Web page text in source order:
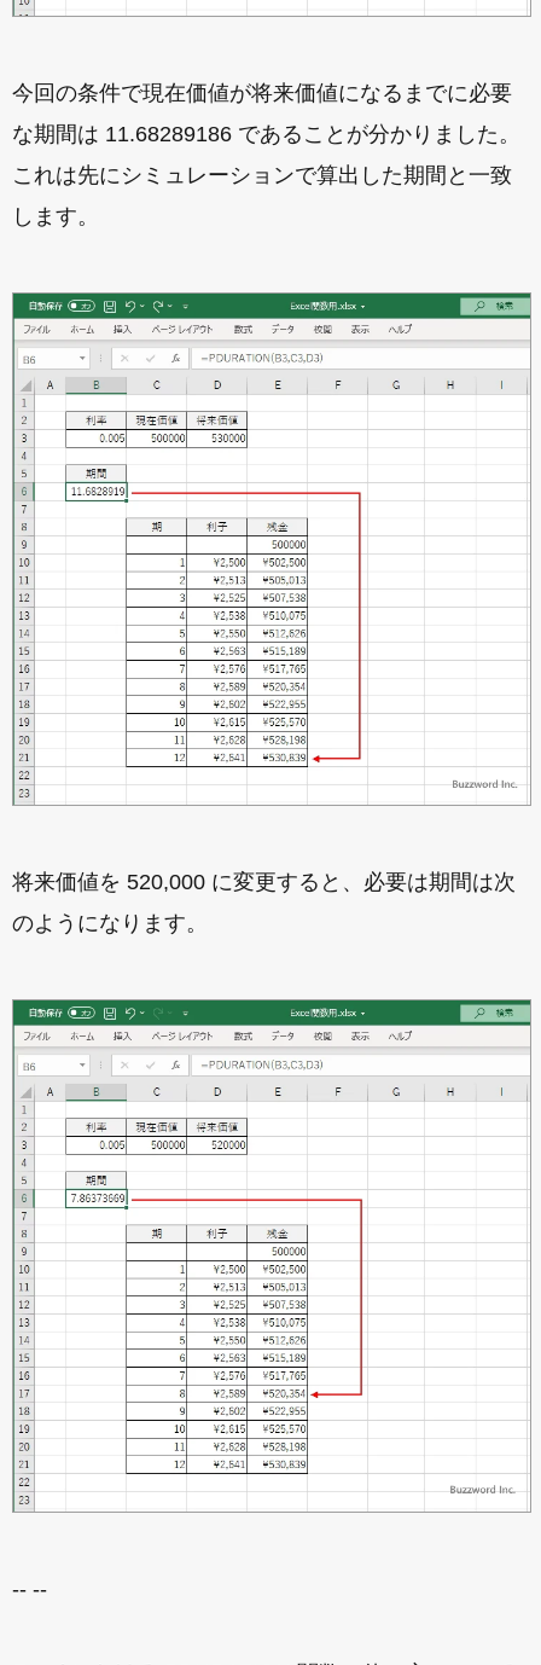
今回の条件で現在価値が将来価値になるまでに必要
な期間は 11.68289186 であることが分かりました。
これは先にシミュレーションで算出した期間と一致
します。
将来価値を 520,000 に変更すると、必要は期間は次
のようになります。
-- --